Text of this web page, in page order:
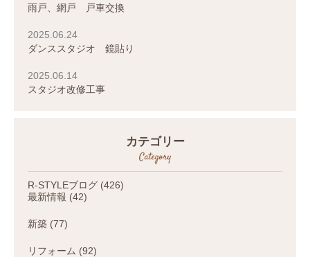
雨戸、網戸 戸車交換
2025.06.24
ダンススタジオ 鏡貼り
2025.06.14
スタジオ改修工事
カテゴリー
Category
R-STYLEブログ (426)
最新情報 (42)
新築 (77)
リフォーム (92)